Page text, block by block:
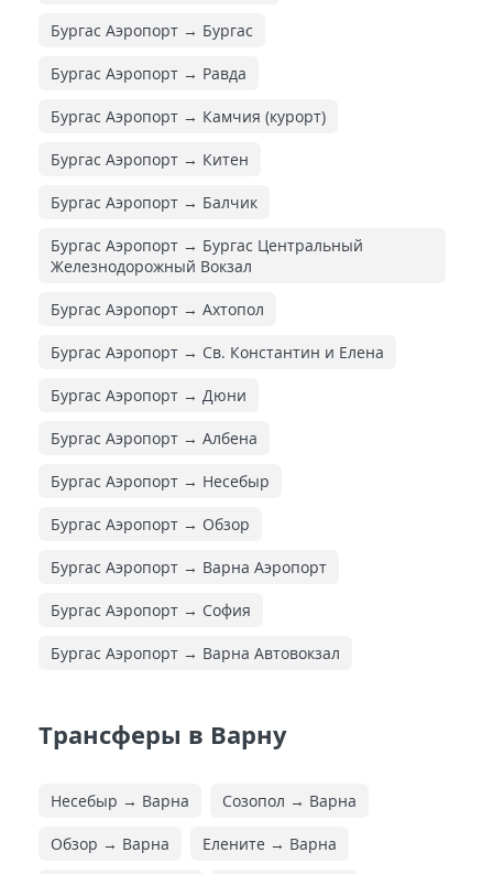
Бургас Аэропорт → Бургас
Бургас Аэропорт → Равда
Бургас Аэропорт → Камчия (курорт)
Бургас Аэропорт → Китен
Бургас Аэропорт → Балчик
Бургас Аэропорт → Бургас Центральный
Железнодорожный Вокзал
Бургас Аэропорт → Ахтопол
Бургас Аэропорт → Св. Константин и Елена
Бургас Аэропорт → Дюни
Бургас Аэропорт → Албена
Бургас Аэропорт → Несебыр
Бургас Аэропорт → Обзор
Бургас Аэропорт → Варна Аэропорт
Бургас Аэропорт → София
Бургас Аэропорт → Варна Автовокзал
Трансферы в Варну
Несебыр → Варна Созопол → Варна
Обзор → Варна Елените → Варна